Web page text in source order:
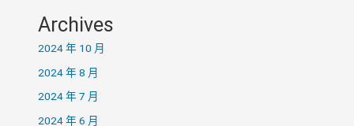
Archives
2024 年 10 月
2024 年 8 月
2024 年 7 月
2024 年 6 月